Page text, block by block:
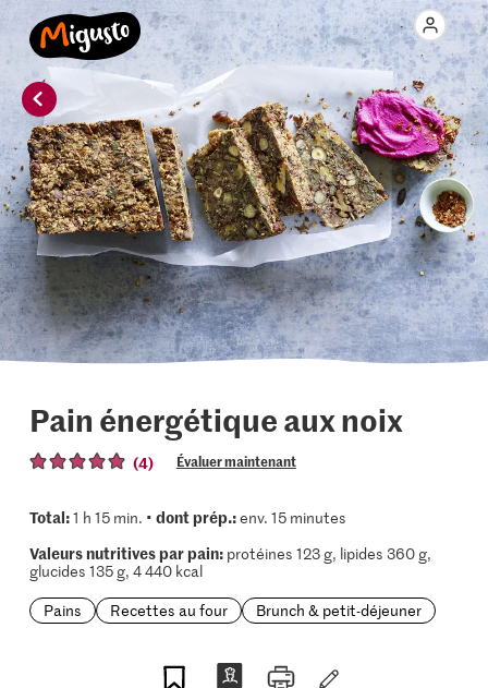
Pain énergétique aux noix
(4) Évaluer maintenant
Total:1 h 15 min. • dont prép.:env. 15 minutes
Valeurs nutritives par pain:protéines 123 g, lipides 360 g,
glucides 135 g, 4 440 kcal
Pains
Recettes au four Brunch & petit-déjeuner